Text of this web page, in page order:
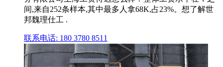
间,来自252条样本,其中最多人拿68K,占23%。想了解世
邦魏理仕工 .
联系电话: 180 3780 8511